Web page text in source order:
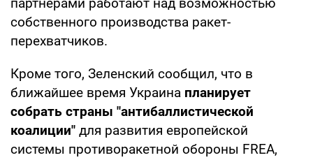
собственного производства ракет-
перехватчиков.
Кроме того, Зеленский сообщил, что в
ближайшее время Украина планирует
собрать страны "антибаллистической
коалиции" для развития европейской
системы противоракетной обороны FREA,